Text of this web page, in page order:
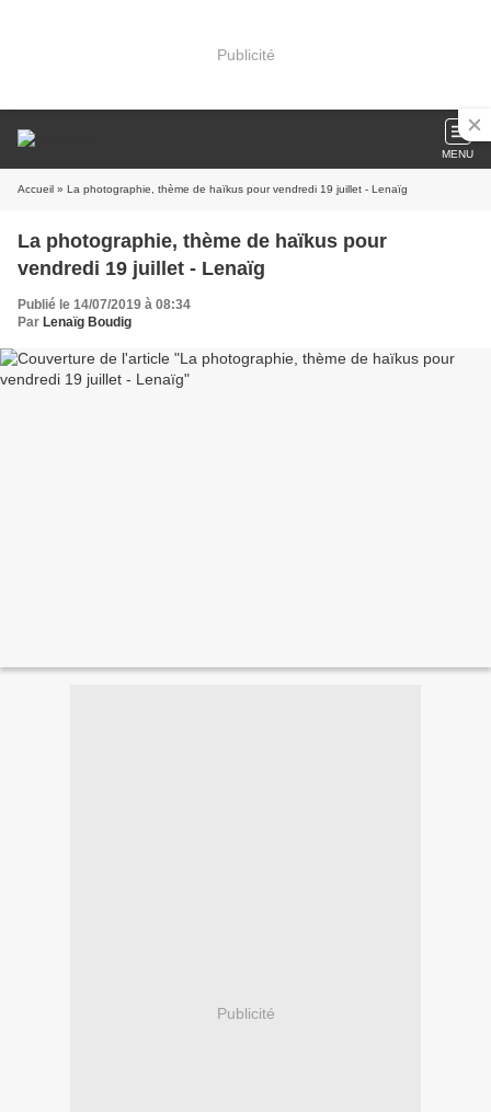
Publicité
MENU
Accueil » La photographie, thème de haïkus pour vendredi 19 juillet - Lenaïg
La photographie, thème de haïkus pour
vendredi 19 juillet - Lenaïg
Publié le 14/07/2019 à 08:34
Par Lenaïg Boudig
Publicité